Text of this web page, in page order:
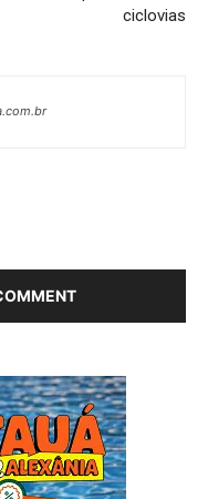
ciclovias